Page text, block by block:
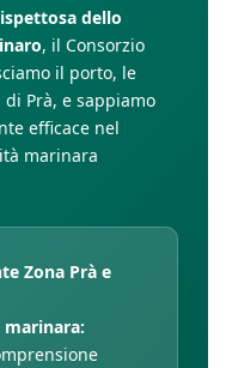
dello
, il Consorzio
il porto, le
Prà, e sappiamo
efficace nel
marinara
Zona Prà e
marinara: